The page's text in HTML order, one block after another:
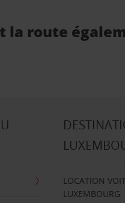
la route
LOCATION
LUXEMBOURG